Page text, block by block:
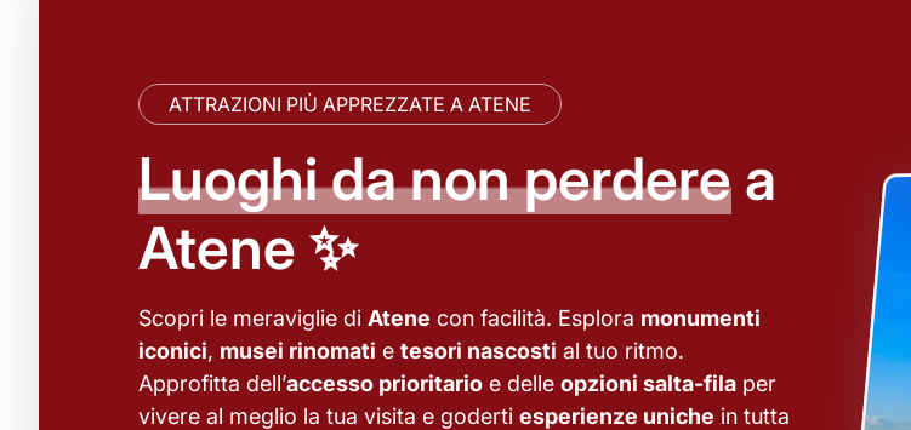
ATTRAZIONI PIÙ APPREZZATE A ATENE
Luoghi da non perdere a
Atene ✨
Scopri le meraviglie di Atene con facilità. Esplora monumenti
iconici, musei rinomati e tesori nascosti al tuo ritmo.
Approfitta dell’accesso prioritario e delle opzioni salta-fila per
vivere al meglio la tua visita e goderti esperienze uniche in tutta